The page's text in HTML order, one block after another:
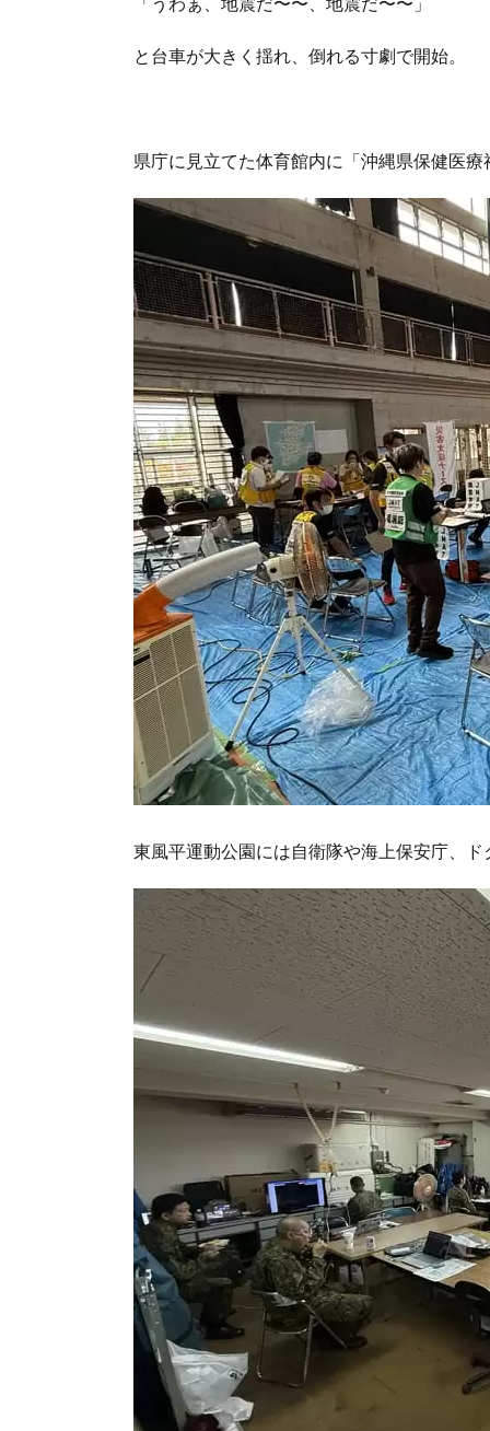
と台車が大きく揺れ、倒れる寸劇で開始。
県庁に見立てた体育館内に「沖縄県保健医
東風平運動公園には自衛隊や海上保安庁、